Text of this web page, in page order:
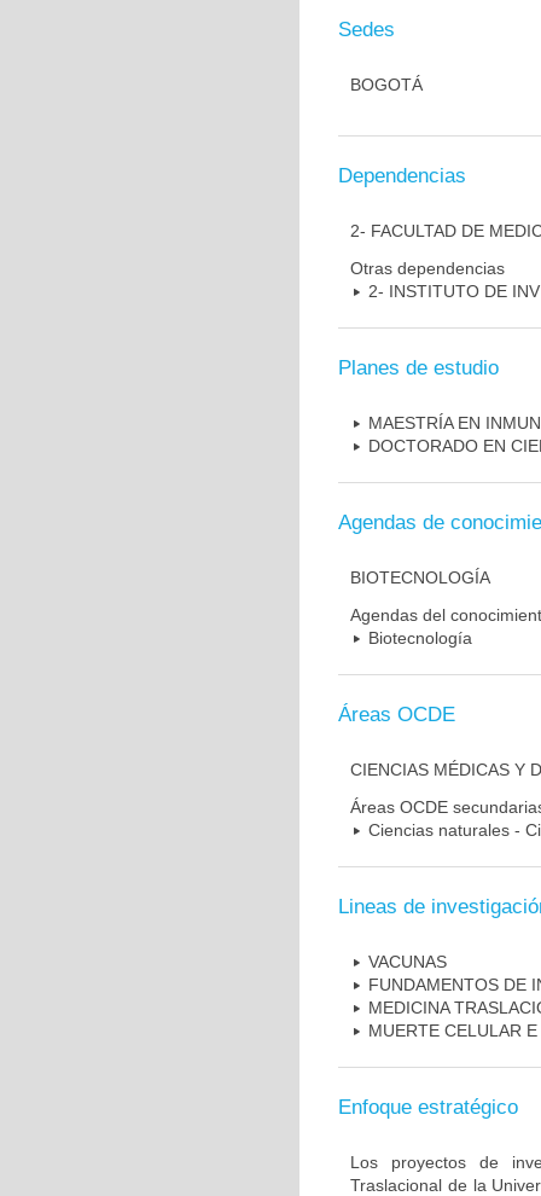
Sedes
BOGOTÁ
Dependencias
2- FACULTAD DE
Otras dependencias
2- INSTITUTO DE
Planes de estudio
MAESTRÍA EN
DOCTORADO EN
Agendas de
BIOTECNOLOGÍA
Agendas del
Biotecnología
Áreas OCDE
CIENCIAS MÉDICAS Y
Áreas OCDE
Ciencias naturales -
Lineas de
VACUNAS
FUNDAMENTOS DE
MEDICINA
MUERTE CELULAR
Enfoque estratégico
Los proyectos de
Traslacional de la